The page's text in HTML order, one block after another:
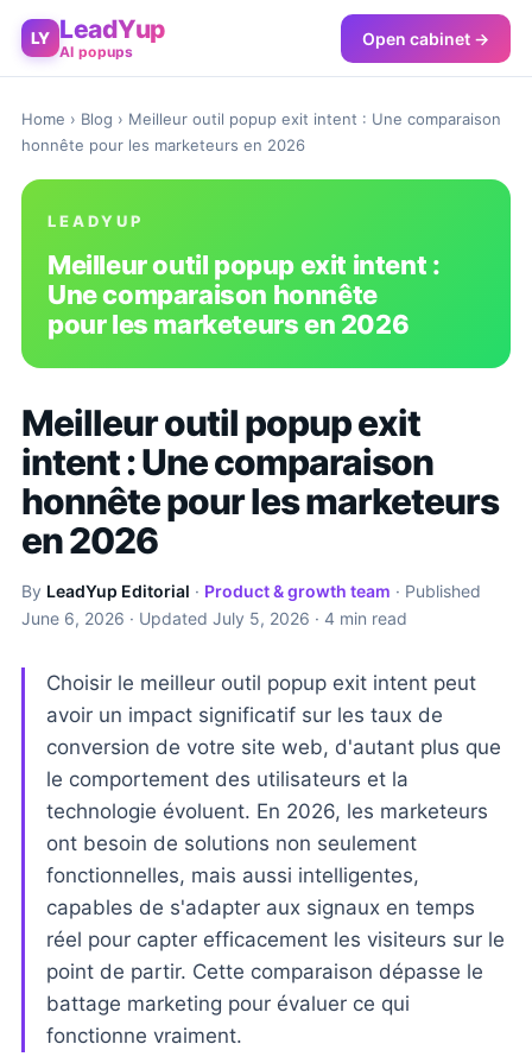
LY LeadYup
AI popups
Open cabinet →
Home › Blog › Meilleur outil popup exit intent : Une comparaison
honnête pour les marketeurs en 2026
LEADYUP
Meilleur outil popup exit intent :
Une comparaison honnête
pour les marketeurs en 2026
Meilleur outil popup exit
intent : Une comparaison
honnête pour les marketeurs
en 2026
By LeadYup Editorial · Product & growth team · Published
June 6, 2026 · Updated July 5, 2026 · 4 min read
Choisir le meilleur outil popup exit intent peut
avoir un impact significatif sur les taux de
conversion de votre site web, d'autant plus que
le comportement des utilisateurs et la
technologie évoluent. En 2026, les marketeurs
ont besoin de solutions non seulement
fonctionnelles, mais aussi intelligentes,
capables de s'adapter aux signaux en temps
réel pour capter efficacement les visiteurs sur le
point de partir. Cette comparaison dépasse le
battage marketing pour évaluer ce qui
fonctionne vraiment.